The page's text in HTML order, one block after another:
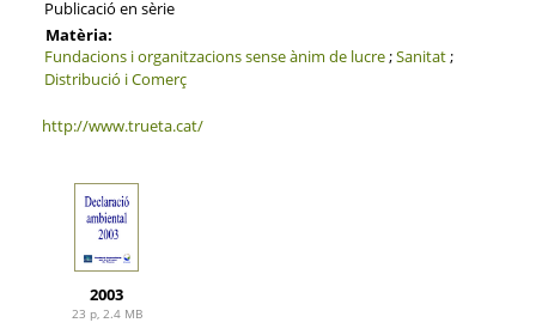
Publicació en sèrie
Matèria:
Fundacions i organitzacions sense ànim de lucre;Sanitat;
Distribució i Comerç
http://www.trueta.cat/
2003
23 p, 2.4 MB